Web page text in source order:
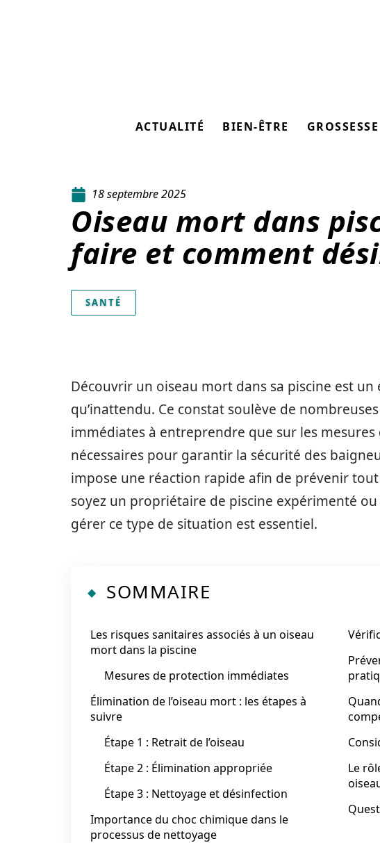
ACTUALITÉ BIEN-ÊTRE GROSSESSE
18 septembre 2025
Oiseau mort dans
faire et comment
SANTÉ
Découvrir un oiseau mort dans sa piscine est
qu’inattendu. Ce constat soulève de
immédiates à entreprendre que sur les
nécessaires pour garantir la sécurité des
impose une réaction rapide afin de prévenir
soyez un propriétaire de piscine expérimenté
gérer ce type de situation est essentiel.
SOMMAIRE
Les risques sanitaires associés à un oiseau
mort dans la piscine
Mesures de protection immédiates
Élimination de l’oiseau mort : les étapes à
suivre
Étape 1 : Retrait de l’oiseau
Étape 2 : Élimination appropriée
Étape 3 : Nettoyage et désinfection
Importance du choc chimique dans le
processus de nettoyage
Le